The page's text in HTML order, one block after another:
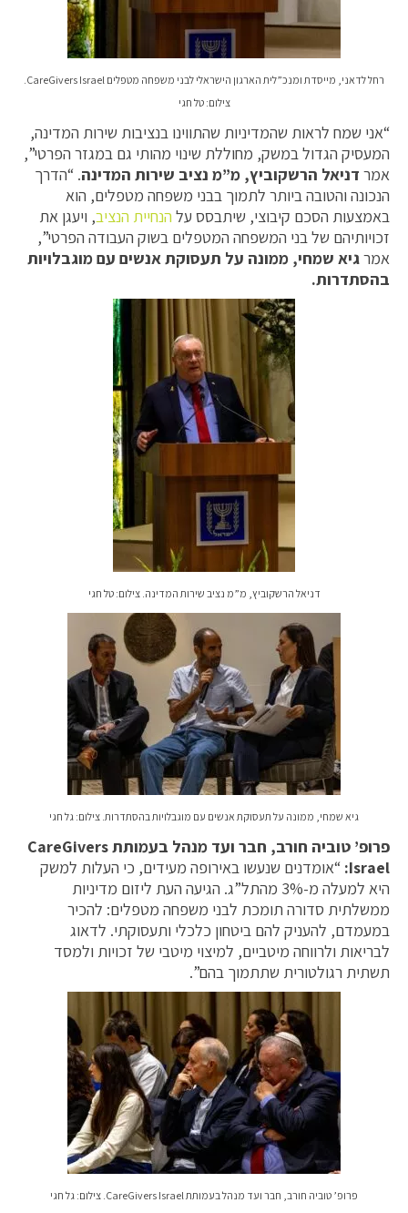
צילום: טל חגי
“אני שמח לראות שהמדיניות שהתווינו בנציבות שירות המדינה,
המעסיק הגדול במשק, מחוללת שינוי מהותי גם במגזר הפרטי”,
אמר דניאל הרשקוביץ, מ”מ נציב שירות המדינה. “הדרך
הנכונה והטובה ביותר לתמוך בבני משפחה מטפלים, הוא
באמצעות הסכם קיבוצי, שיתבסס על הנחיית הנציב, ויעגן את
זכויותיהם של בני המשפחה המטפלים בשוק העבודה הפרטי”,
אמרגיא שמחי, ממונה על תעסוקת אנשים עם מוגבלויות
בהסתדרות.
דניאל הרשקוביץ, מ”מ נציב שירות המדינה. צילום: טל חגי
גיא שמחי, ממונה על תעסוקת אנשים עם מוגבלויות בהסתדרות. צילום: גל חגי
פרופ’ טוביה חורב, חבר ועד מנהל בעמותתCareGivers
Israel
: “אומדנים שנעשו באירופה מעידים, כי העלות למשק
היא למעלה מ-3% מהתל”ג. הגיעה העת ליזום מדיניות
ממשלתית סדורה תומכת לבני משפחה מטפלים: להכיר
במעמדם, להעניק להם ביטחון כלכלי ותעסוקתי. לדאוג
לבריאות ולרווחה מיטביים, למיצוי מיטבי של זכויות ולמסד
תשתית רגולטורית שתתמוך בהם”.
פרופ’ טוביה חורב, חבר ועד מנהל בעמותת CareGivers Israel. צילום: גל חגי